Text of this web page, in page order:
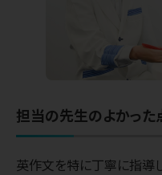
担当の先生のよかった
英作文を特に丁寧に指導